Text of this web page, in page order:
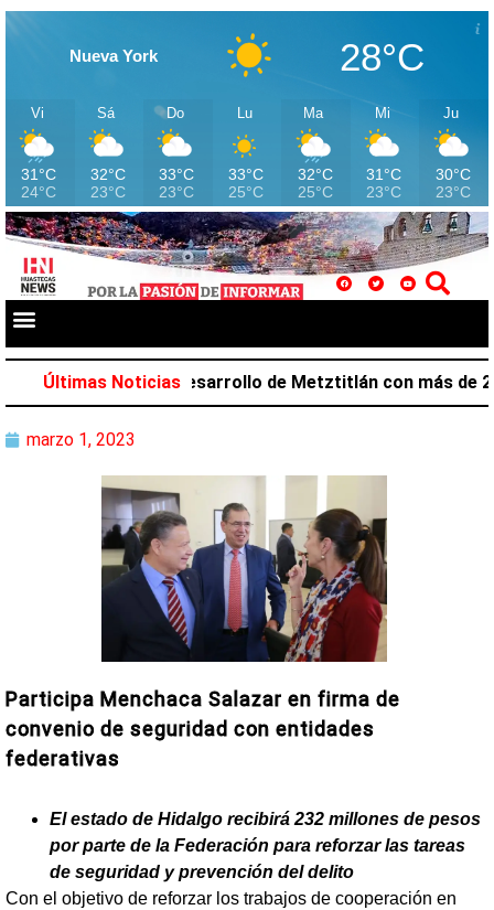
Nueva York 28°C
Vi
31°C
24°C
Sá
32°C
23°C
Do
33°C
23°C
Lu
33°C
25°C
Ma
32°C
25°C
Mi
31°C
23°C
Ju
30°C
23°C
Últimas Noticias
favorece desarrollo de Metztitlán con más de
marzo 1, 2023
Participa Menchaca Salazar en firma de
convenio de seguridad con entidades
federativas
El estado de Hidalgo recibirá 232 millones de pesos
por parte de la Federación para reforzar las tareas
de seguridad y prevención del delito
Con el objetivo de reforzar los trabajos de cooperación en